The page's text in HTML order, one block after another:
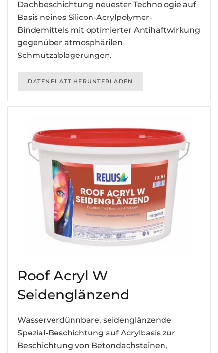
Dachbeschichtung neuester Technologie auf
Basis neines Silicon-Acrylpolymer-
Bindemittels mit optimierter Antihaftwirkung
gegenüber atmosphärilen
Schmutzablagerungen.
DATENBLATT HERUNTERLADEN
Roof Acryl W
Seidenglänzend
Wasserverdünnbare, seidenglänzende
Spezial-Beschichtung auf Acrylbasis zur
Beschichtung von Betondachsteinen,